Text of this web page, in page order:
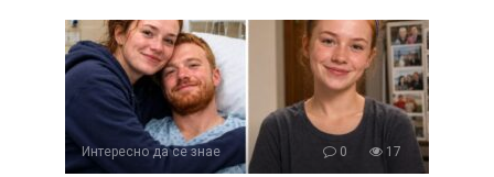
Интересно да се знае 0 17